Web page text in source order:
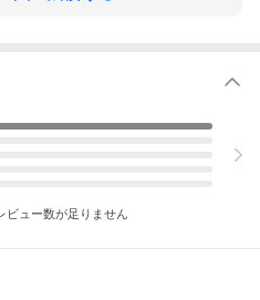
ビュー数が足りません